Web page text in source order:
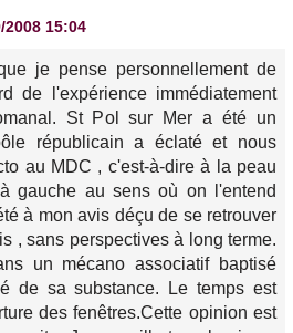
2008 15:04
je pense personnellement de
de l'expérience immédiatement
St Pol sur Mer a été un
républicain a éclaté et nous
au MDC , c'est-à-dire à la peau
gauche au sens où on l'entend
à mon avis déçu de se retrouver
, sans perspectives à long terme.
un mécano associatif baptisé
de sa substance. Le temps est
des fenêtres.Cette opinion est